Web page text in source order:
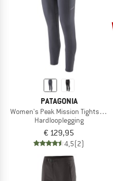
PATAGONIA
Women's Peak Mission Tights 27''
Hardlooplegging
€ 129,95
4,5(2)